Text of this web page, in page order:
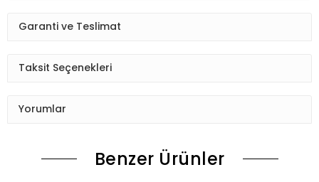
Garanti ve Teslimat
Taksit Seçenekleri
Yorumlar
Benzer Ürünler